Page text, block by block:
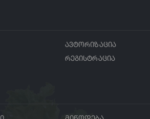
ავტორიზაცია
რეგისტრაცია